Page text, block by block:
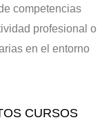
competencias
profesional o
en el entorno
CURSOS